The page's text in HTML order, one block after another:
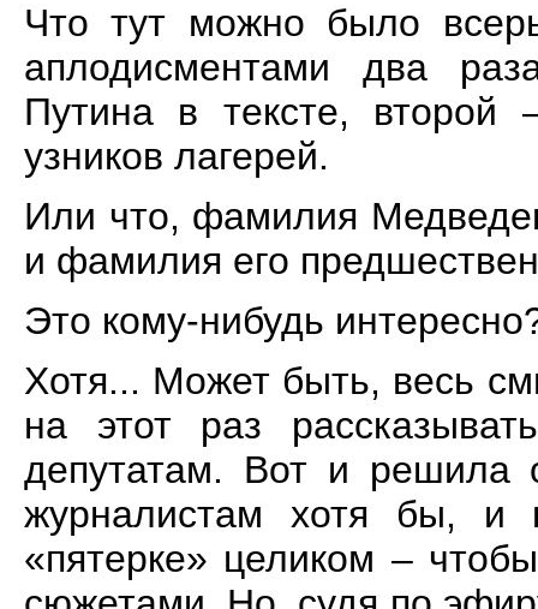
Что тут можно было
аплодисментами два
Путина в тексте,
узников лагерей.
Или что, фамилия
и фамилия его
Это кому-нибудь
Хотя... Может быть, весь
на этот раз
депутатам. Вот и решила
журналистам хотя бы, и
«пятерке» целиком –